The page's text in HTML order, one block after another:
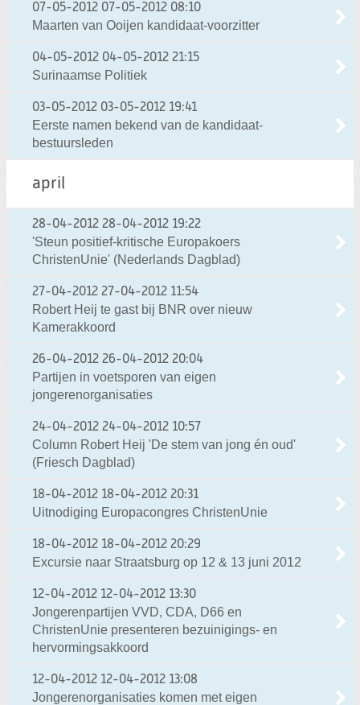
07-05-2012 07-05-2012 08:10
Maarten van Ooijen kandidaat-voorzitter
04-05-2012 04-05-2012 21:15
Surinaamse Politiek
03-05-2012 03-05-2012 19:41
Eerste namen bekend van de kandidaat-
bestuursleden
april
28-04-2012 28-04-2012 19:22
'Steun positief-kritische Europakoers
ChristenUnie' (Nederlands Dagblad)
27-04-2012 27-04-2012 11:54
Robert Heij te gast bij BNR over nieuw
Kamerakkoord
26-04-2012 26-04-2012 20:04
Partijen in voetsporen van eigen
jongerenorganisaties
24-04-2012 24-04-2012 10:57
Column Robert Heij 'De stem van jong én oud'
(Friesch Dagblad)
18-04-2012 18-04-2012 20:31
Uitnodiging Europacongres ChristenUnie
18-04-2012 18-04-2012 20:29
Excursie naar Straatsburg op 12 & 13 juni 2012
12-04-2012 12-04-2012 13:30
Jongerenpartijen VVD, CDA, D66 en
ChristenUnie presenteren bezuinigings- en
hervormingsakkoord
12-04-2012 12-04-2012 13:08
Jongerenorganisaties komen met eigen